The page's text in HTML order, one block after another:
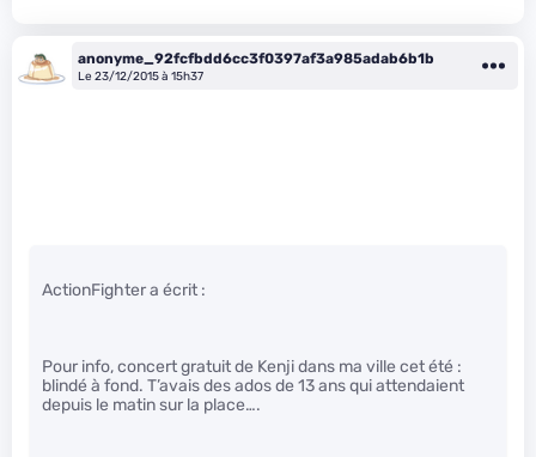
anonyme_92fcfbdd6cc3f0397af3a985adab6b1b
Le 23/12/2015 à 15h37
ActionFighter a écrit :
Pour info, concert gratuit de Kenji dans ma ville cet été :
blindé à fond. T’avais des ados de 13 ans qui attendaient
depuis le matin sur la place….